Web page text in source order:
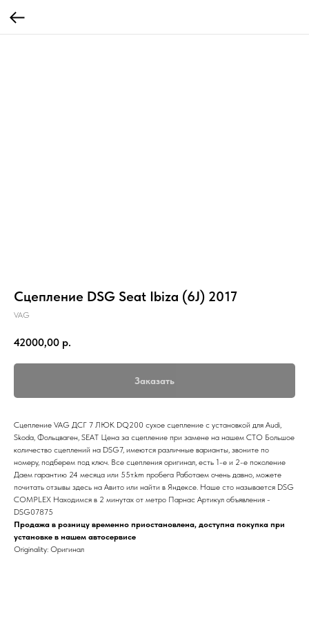
Сцепление DSG Seat Ibiza (6J) 2017
VAG
42000,00 р.
Заказать
Сцепление VAG ДСГ 7 ЛЮК DQ200 сухое сцепление с установкой для Audi,
Skoda, Фольцваген, SEAT Цена за сцепление при замене на нашем СТО Большое
количество сцеплений на DSG7, имеются различные варианты, звоните по
номеру, подберем под ключ. Все сцепления оригинал, есть 1-е и 2-е поколение
Даем гарантию 24 месяца или 55т.km пробега Работаем очень давно, можете
почитать отзывы здесь на Авито или найти в Яндексе. Наше сто называется DSG
COMPLEX Находимся в 2 минутах от метро Парнас Артикул объявления -
DSG07875
Продажа в розницу временно приостановлена, доступна покупка при
установке в нашем автосервисе
Originality: Оригинал